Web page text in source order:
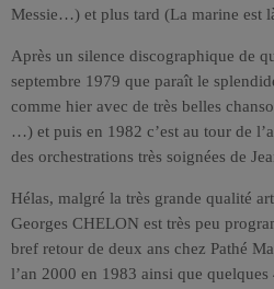
Messie…) et plus tard (La marine est
Après un silence discographique de
septembre 1979 que paraît le
comme hier avec de très belles
…) et puis en 1982 c’est au tour de
des orchestrations très soignées de
Hélas, malgré la très grande qualité
Georges CHELON est très peu
bref retour de deux ans chez Pathé
l’an 2000 en 1983 ainsi que